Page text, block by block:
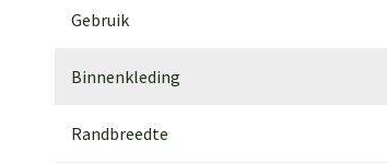
Gebruik
Binnenkleding
Randbreedte